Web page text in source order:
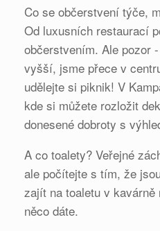
Co se občerstvení týče,
Od luxusních restaurací
občerstvením. Ale pozor
vyšší, jsme přece v
udělejte si piknik! V
kde si můžete rozložit
donesené dobroty s
A co toalety? Veřejné
ale počítejte s tím, že
zajít na toaletu v
něco dáte.